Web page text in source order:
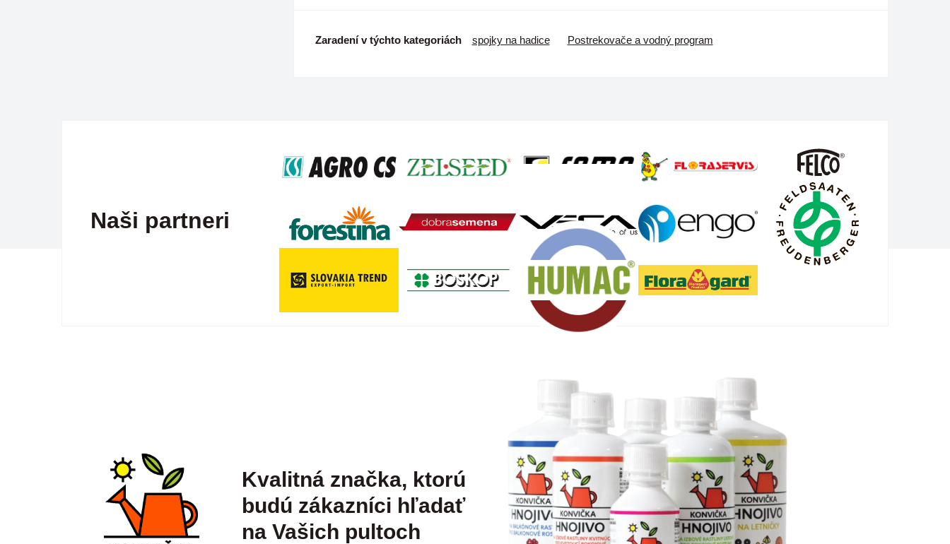
Zaradení v týchto kategoriách spojky na hadice Postrekovače a vodný program
Naši partneri
Kvalitná značka, ktorú
budú zákazníci hľadať
na Vašich pultoch